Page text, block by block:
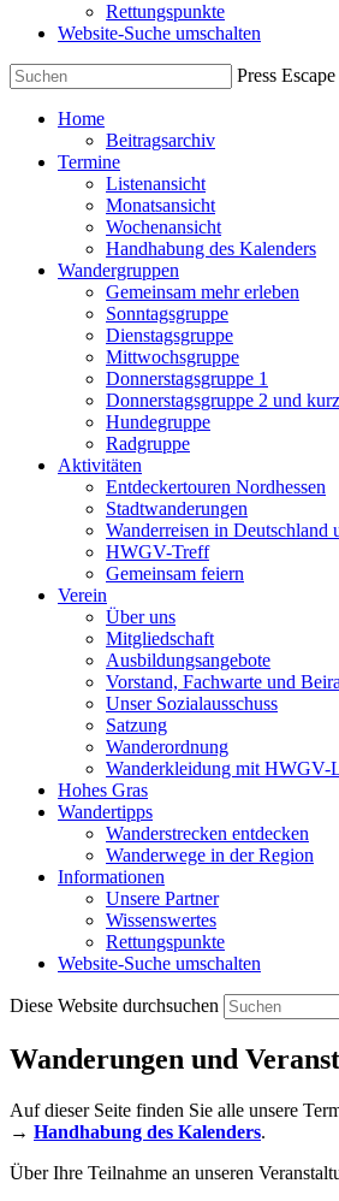
Rettungspunkte
Website-Suche umschalten
Press
Home
Beitragsarchiv
Termine
Listenansicht
Monatsansicht
Wochenansicht
Handhabung des Kalenders
Wandergruppen
Gemeinsam mehr erleben
Sonntagsgruppe
Dienstagsgruppe
Mittwochsgruppe
Donnerstagsgruppe 1
Donnerstagsgruppe 2 und kurz
Hundegruppe
Radgruppe
Aktivitäten
Entdeckertouren Nordhessen
Stadtwanderungen
Wanderreisen in Deutschland
HWGV-Treff
Gemeinsam feiern
Verein
Über uns
Mitgliedschaft
Ausbildungsangebote
Vorstand, Fachwarte und
Unser Sozialausschuss
Satzung
Wanderordnung
Wanderkleidung mit HWGV-
Hohes Gras
Wandertipps
Wanderstrecken entdecken
Wanderwege in der Region
Informationen
Unsere Partner
Wissenswertes
Rettungspunkte
Website-Suche umschalten
Diese Website durchsuchen
Wanderungen und
Auf dieser Seite finden Sie alle unsere
→ Handhabung des Kalenders.
Über Ihre Teilnahme an unseren